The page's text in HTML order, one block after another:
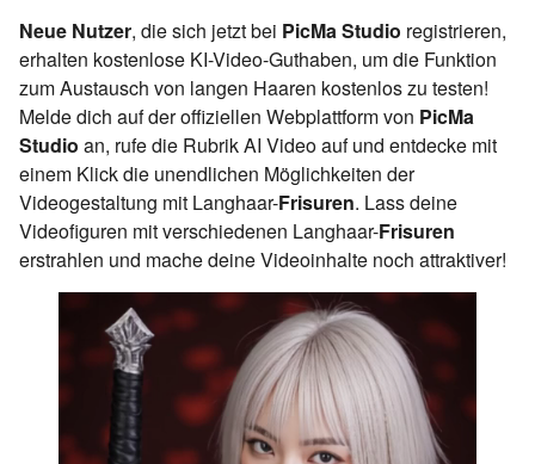
Neue Nutzer, die sich jetzt bei PicMa Studio registrieren,
erhalten kostenlose KI-Video-Guthaben, um die Funktion
zum Austausch von langen Haaren kostenlos zu testen!
Melde dich auf der offiziellen Webplattform von PicMa
Studio an, rufe die Rubrik AI Video auf und entdecke mit
einem Klick die unendlichen Möglichkeiten der
Videogestaltung mit Langhaar-Frisuren. Lass deine
Videofiguren mit verschiedenen Langhaar-Frisuren
erstrahlen und mache deine Videoinhalte noch attraktiver!